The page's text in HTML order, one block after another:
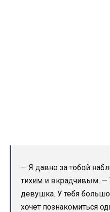
— Я давно за тобой
тихим и вкрадчивым. —
девушка. У тебя
хочет познакомиться